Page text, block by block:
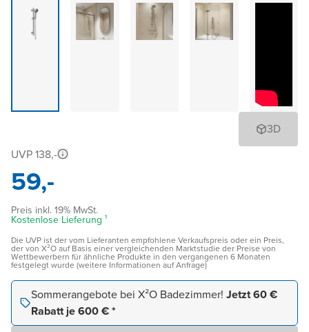
3D
UVP 138,-
59,-
Preis inkl. 19% MwSt.
Kostenlose Lieferung ¹
Die UVP ist der vom Lieferanten empfohlene Verkaufspreis oder ein Preis,
der von X²O auf Basis einer vergleichenden Marktstudie der Preise von
Wettbewerbern für ähnliche Produkte in den vergangenen 6 Monaten
festgelegt wurde (weitere Informationen auf Anfrage)
Sommerangebote bei X²O Badezimmer! Jetzt 60 €
Rabatt je 600 € *